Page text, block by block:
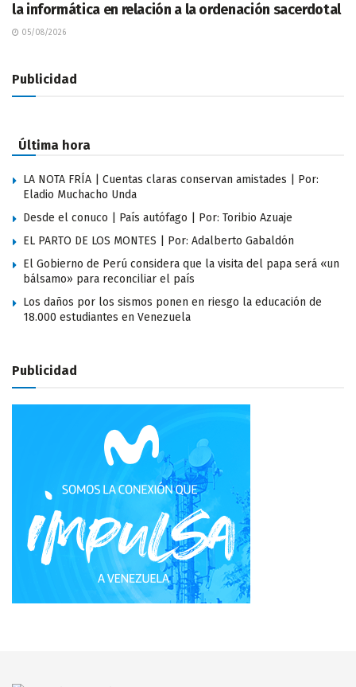
la informática en relación a la ordenación sacerdotal
05/08/2026
Publicidad
Última hora
LA NOTA FRÍA | Cuentas claras conservan amistades | Por:
Eladio Muchacho Unda
Desde el conuco | País autófago | Por: Toribio Azuaje
EL PARTO DE LOS MONTES | Por: Adalberto Gabaldón
El Gobierno de Perú considera que la visita del papa será «un
bálsamo» para reconciliar el país
Los daños por los sismos ponen en riesgo la educación de
18.000 estudiantes en Venezuela
Publicidad